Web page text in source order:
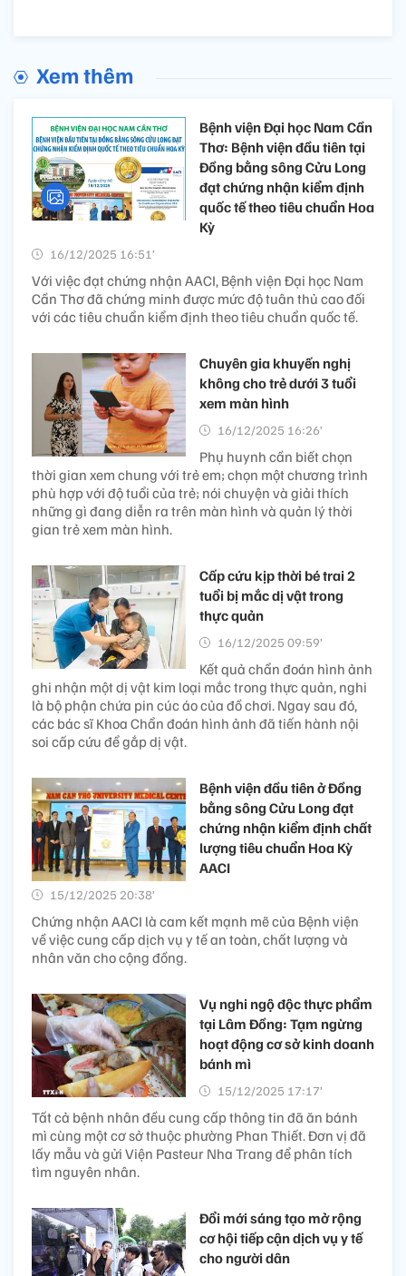
Xem thêm
Bệnh viện Đại học Nam Cần
Thơ: Bệnh viện đầu tiên tại
Đồng bằng sông Cửu Long
đạt chứng nhận kiểm định
quốc tế theo tiêu chuẩn Hoa
Kỳ
16/12/2025 16:51’
Với việc đạt chứng nhận AACI, Bệnh viện Đại học Nam
Cần Thơ đã chứng minh được mức độ tuân thủ cao đối
với các tiêu chuẩn kiểm định theo tiêu chuẩn quốc tế.
Chuyên gia khuyến nghị
không cho trẻ dưới 3 tuổi
xem màn hình
16/12/2025 16:26’
Phụ huynh cần biết chọn
thời gian xem chung với trẻ em; chọn một chương trình
phù hợp với độ tuổi của trẻ; nói chuyện và giải thích
những gì đang diễn ra trên màn hình và quản lý thời
gian trẻ xem màn hình.
Cấp cứu kịp thời bé trai 2
tuổi bị mắc dị vật trong
thực quản
16/12/2025 09:59’
Kết quả chẩn đoán hình ảnh
ghi nhận một dị vật kim loại mắc trong thực quản, nghi
là bộ phận chứa pin cúc áo của đồ chơi. Ngay sau đó,
các bác sĩ Khoa Chẩn đoán hình ảnh đã tiến hành nội
soi cấp cứu để gắp dị vật.
Bệnh viện đầu tiên ở Đồng
bằng sông Cửu Long đạt
chứng nhận kiểm định chất
lượng tiêu chuẩn Hoa Kỳ
AACI
15/12/2025 20:38’
Chứng nhận AACI là cam kết mạnh mẽ của Bệnh viện
về việc cung cấp dịch vụ y tế an toàn, chất lượng và
nhân văn cho cộng đồng.
Vụ nghi ngộ độc thực phẩm
tại Lâm Đồng: Tạm ngừng
hoạt động cơ sở kinh doanh
bánh mì
15/12/2025 17:17’
Tất cả bệnh nhân đều cung cấp thông tin đã ăn bánh
mì cùng một cơ sở thuộc phường Phan Thiết. Đơn vị đã
lấy mẫu và gửi Viện Pasteur Nha Trang để phân tích
tìm nguyên nhân.
Đổi mới sáng tạo mở rộng
cơ hội tiếp cận dịch vụ y tế
cho người dân